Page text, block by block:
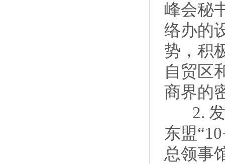
峰会秘
络办的
势，积
自贸区
商界的
2. 发
东盟
总领事